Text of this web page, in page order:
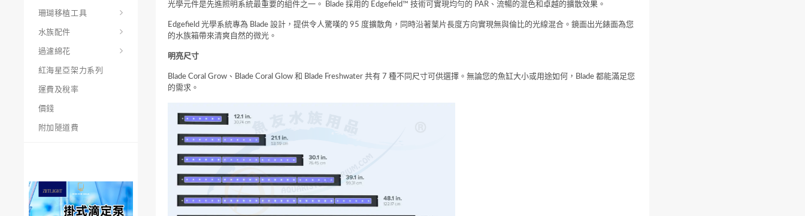
珊瑚移植工具
水族配件
過濾綿花
紅海星亞架力系列
運費及稅率
價錢
附加隧道費
光學元件是先進照明系統最重要的組件之一。 Blade 採用的 Edgefield™ 技術可實現均勻的 PAR、流暢的混色和卓越的擴散效果。
Edgefield 光學系統專為 Blade 設計，提供令人驚嘆的 95 度擴散角，同時沿著葉片長度方向實現無與倫比的光線混合。鏡面出光錶面為您
的水族箱帶來清爽自然的微光。
明亮尺寸
Blade Coral Grow、Blade Coral Glow 和 Blade Freshwater 共有 7 種不同尺寸可供選擇。無論您的魚缸大小或用途如何，Blade 都能滿足您
的需求。